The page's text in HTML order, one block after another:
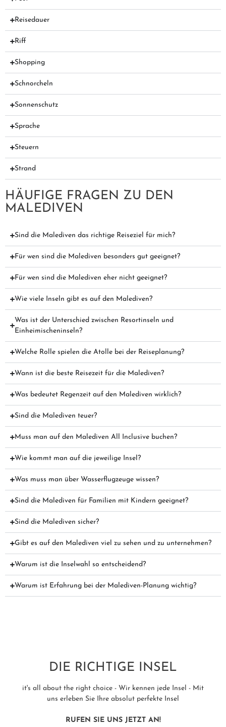
Reisedauer
Riff
Shopping
Schnorcheln
Sonnenschutz
Sprache
Steuern
Strand
HÄUFIGE FRAGEN ZU DEN
MALEDIVEN
Sind die Malediven das richtige Reiseziel für mich?
Für wen sind die Malediven besonders gut geeignet?
Für wen sind die Malediven eher nicht geeignet?
Wie viele Inseln gibt es auf den Malediven?
Was ist der Unterschied zwischen Resortinseln und
Einheimischeninseln?
Welche Rolle spielen die Atolle bei der Reiseplanung?
Wann ist die beste Reisezeit für die Malediven?
Was bedeutet Regenzeit auf den Malediven wirklich?
Sind die Malediven teuer?
Muss man auf den Malediven All Inclusive buchen?
Wie kommt man auf die jeweilige Insel?
Was muss man über Wasserflugzeuge wissen?
Sind die Malediven für Familien mit Kindern geeignet?
Sind die Malediven sicher?
Gibt es auf den Malediven viel zu sehen und zu unternehmen?
Warum ist die Inselwahl so entscheidend?
Warum ist Erfahrung bei der Malediven-Planung wichtig?
DIE RICHTIGE INSEL
it's all about the right choice - Wir kennen jede Insel - Mit
uns erleben Sie Ihre absolut perfekte Insel
RUFEN SIE UNS JETZT AN!